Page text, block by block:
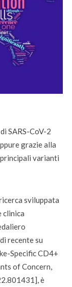
SARS-CoV-2
grazie alla
varianti
sviluppata
clinica
recente su
Specific CD4+
of Concern,
è